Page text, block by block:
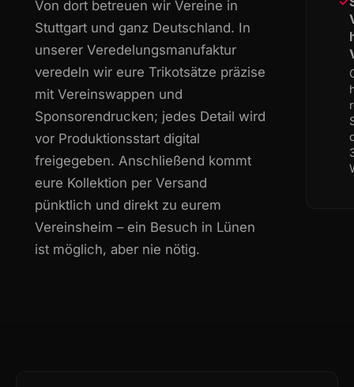
Von dort betreuen wir Vereine in
Stuttgart und ganz Deutschland. In
unserer Veredelungsmanufaktur
veredeln wir eure Trikotsätze präzise
mit Vereinswappen und
Sponsorendrucken; jedes Detail wird
vor Produktionsstart digital
freigegeben. Anschließend kommt
eure Kollektion per Versand
pünktlich und direkt zu eurem
Vereinsheim – ein Besuch in Lünen
ist möglich, aber nie nötig.